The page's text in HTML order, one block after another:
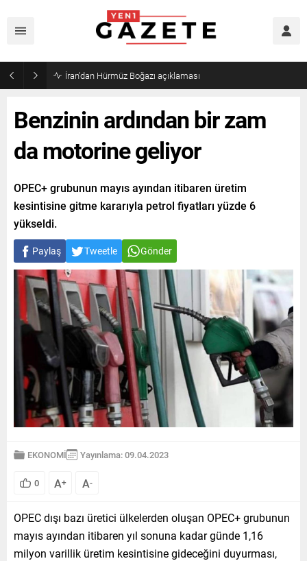
Öğrenci affı yürürlüğe girdi!
Benzinin ardından bir zam
da motorine geliyor
OPEC+ grubunun mayıs ayından itibaren üretim
kesintisine gitme kararıyla petrol fiyatları yüzde 6
yükseldi.
Paylaş Tweetle Gönder
EKONOMİ Yayınlama: 09.04.2023
0 A+ A-
OPEC dışı bazı üretici ülkelerden oluşan OPEC+ grubunun
mayıs ayından itibaren yıl sonuna kadar günde 1,16
milyon varillik üretim kesintisine gideceğini duyurması,